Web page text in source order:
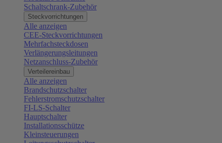
Schaltschrank-Zubehör
Steckvorrichtungen
Alle anzeigen
CEE-Steckvorrichtungen
Mehrfachsteckdosen
Verlängerungsleitungen
Netzanschluss-Zubehör
Verteilereinbau
Alle anzeigen
Brandschutzschalter
Fehlerstromschutzschalter
FI-LS-Schalter
Hauptschalter
Installationsschütze
Kleinsteuerungen